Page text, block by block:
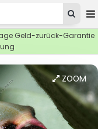
Geld-zurück-Garantie
ZOOM